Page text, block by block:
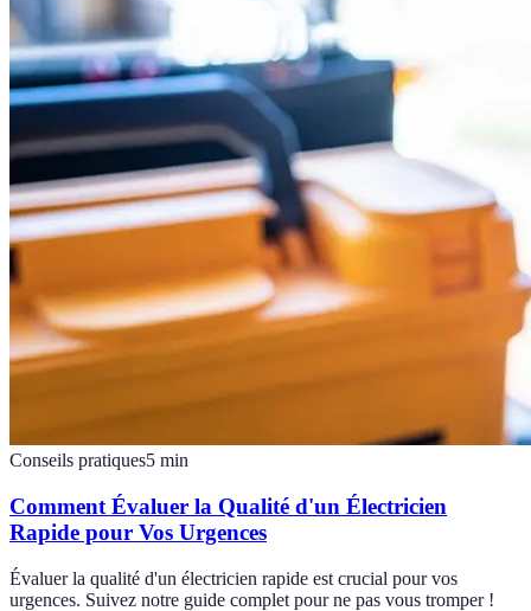
Conseils pratiques5 min
Comment Évaluer la Qualité d'un Électricien
Rapide pour Vos Urgences
Évaluer la qualité d'un électricien rapide est crucial pour vos
urgences. Suivez notre guide complet pour ne pas vous tromper !